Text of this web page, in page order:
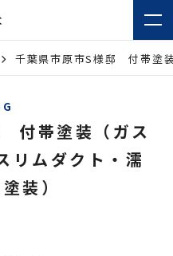
千葉県市原市S様邸 付帯塗
付帯塗装（ガス
リムダクト・濡
装）